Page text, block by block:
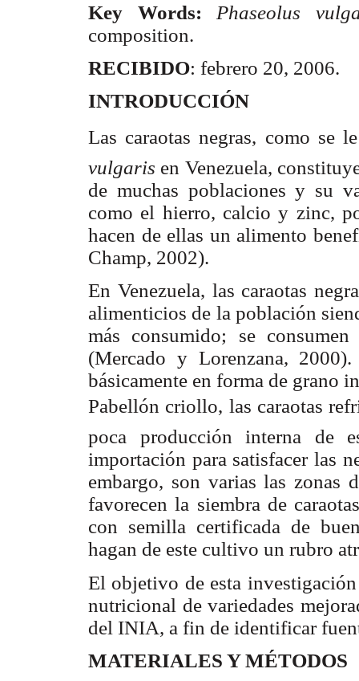
Key Words:
Phaseolus
composition.
RECIBIDO: febrero 20, 2006.
INTRODUCCIÓN
Las caraotas negras, como
vulgaris en Venezuela,
de muchas poblaciones y su
como el hierro, calcio y zinc,
hacen de ellas un alimento
Champ, 2002).
En Venezuela, las caraotas
alimenticios de la población
más consumido; se
(Mercado y Lorenzana,
básicamente en forma de grano
Pabellón criollo, las caraotas
poca producción interna de
importación para satisfacer las
embargo, son varias las zonas
favorecen la siembra de
con semilla certificada de
hagan de este cultivo un rubro
El objetivo de esta
nutricional de variedades
del INIA, a fin de identificar
MATERIALES Y MÉTODOS